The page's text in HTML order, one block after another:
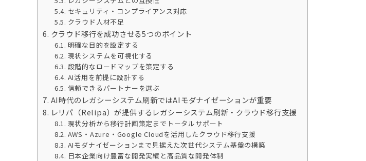
セキュリティ・コンプライアンス対応
クラウド人材不足
クラウド移行を成功させる5つのポイント
明確な目的を設定する
現状システムを可視化する
段階的なロードマップを策定する
AI活用を前提に設計する
信頼できるパートナーを選ぶ
AI時代のレガシーシステム刷新ではAIモダナイゼーションが重要
レリパ（Relipa）が提供するレガシーシステム刷新・クラウド移行支援
現状分析から移行計画策定までトータルサポート
AWS・Azure・Google Cloudを活用したクラウド移行支援
AIモダナイゼーションまで見据えた次世代システム基盤の構築
日本企業向け豊富な開発実績と高品質な開発体制